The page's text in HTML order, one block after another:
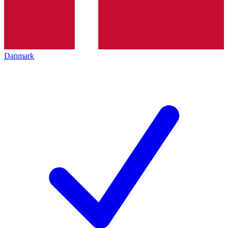
Danmark